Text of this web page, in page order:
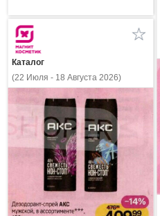
Каталог
(22 Июля - 18 Августа 2026)